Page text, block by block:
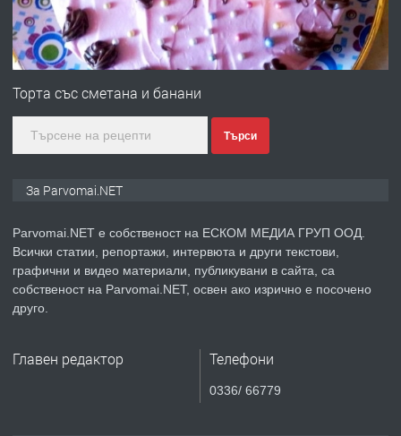
преди 1 година
ПРЕДЛАГА
Първи поход "По стъпките на Ангел
преди 1 година
ПРЕДЛАГА Уроци по Математика
Торта със сметана и банани
Търси
За Parvomai.NET
Parvomai.NET е собственост на ЕСКОМ МЕДИА ГРУП ООД.
Всички статии, репортажи, интервюта и други текстови,
графични и видео материали, публикувани в сайта, са
собственост на Parvomai.NET, освен ако изрично е посочено
друго.
Главен редактор Телефони
0336/ 66779